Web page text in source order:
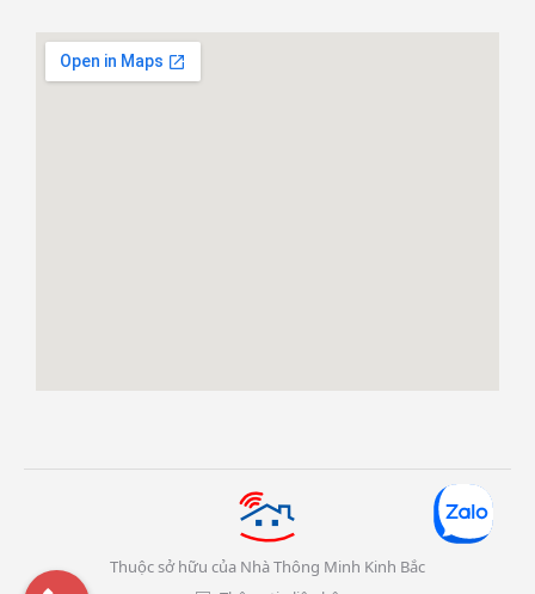
Thuộc sở hữu của Nhà Thông Minh Kinh Bắc